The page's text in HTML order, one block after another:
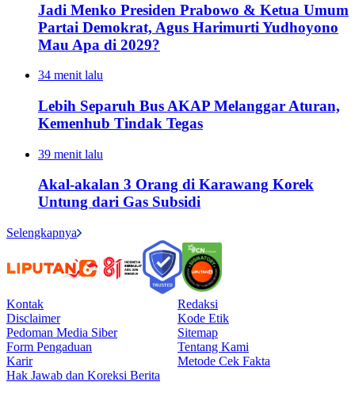
Jadi Menko Presiden Prabowo & Ketua Umum
Partai Demokrat, Agus Harimurti Yudhoyono
Mau Apa di 2029?
34 menit lalu
Lebih Separuh Bus AKAP Melanggar Aturan,
Kemenhub Tindak Tegas
39 menit lalu
Akal-akalan 3 Orang di Karawang Korek
Untung dari Gas Subsidi
Selengkapnya
Kontak
Redaksi
Disclaimer
Kode Etik
Pedoman Media Siber
Sitemap
Form Pengaduan
Tentang Kami
Karir
Metode Cek Fakta
Hak Jawab dan Koreksi Berita